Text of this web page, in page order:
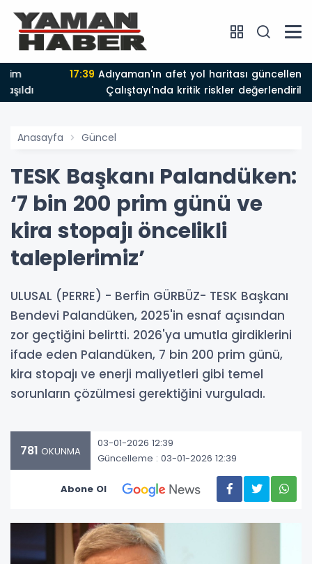
17:39
Çalıştayı'nda kritik riskler değerlendirildi
Anasayfa Güncel
TESK Başkanı Palandüken:
‘7 bin 200 prim günü ve
kira stopajı öncelikli
taleplerimiz’
ULUSAL (PERRE) - Berfin GÜRBÜZ- TESK Başkanı
Bendevi Palandüken, 2025'in esnaf açısından
zor geçtiğini belirtti. 2026'ya umutla girdiklerini
ifade eden Palandüken, 7 bin 200 prim günü,
kira stopajı ve enerji maliyetleri gibi temel
sorunların çözülmesi gerektiğini vurguladı.
781 OKUNMA
03-01-2026 12:39
Güncelleme : 03-01-2026 12:39
Abone Ol